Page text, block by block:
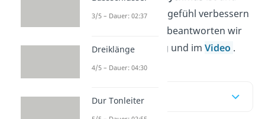
wie du dein Rhythmusgefühl verbessern
kannst? Diese Fragen beantworten wir
dir in unserem Beitrag und im Video .
Inhaltsübersicht
3/5 – Dauer: 02:37
Dreiklänge
4/5 – Dauer: 04:30
Dur Tonleiter